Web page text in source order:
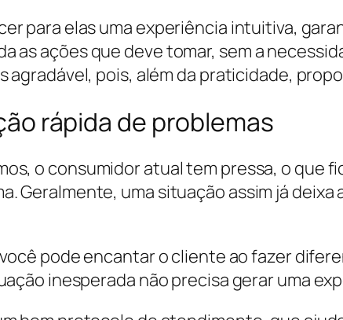
para elas uma experiência intuitiva,
as ações que deve tomar, sem a
agradável, pois, além da praticidade,
rápida de problemas
o consumidor atual tem pressa, o que
Geralmente, uma situação assim já
pode encantar o cliente ao fazer
inesperada não precisa gerar uma